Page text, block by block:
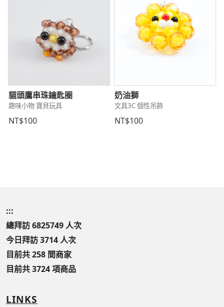
貓頭鷹串珠鑰匙圈
趣味小物 寶貝玩具
NT$100
奶油獅
文具3C 個性吊飾
NT$100
:::
總拜訪 6825749 人次
今日拜訪 3714 人次
目前共 258 間商家
目前共 3724 項商品
LINKS